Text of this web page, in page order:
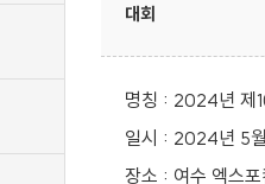
대회
명칭 : 2024년 제
일시 : 2024년 5
장소 : 여수 엑스